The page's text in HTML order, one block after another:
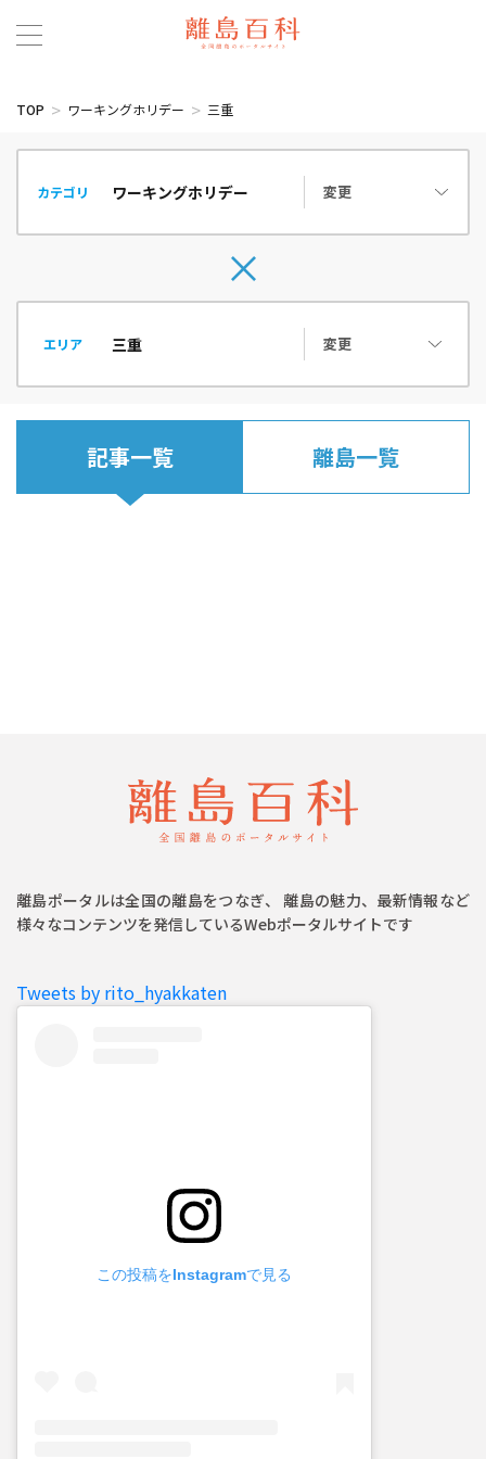
TOP ワーキングホリデー 三重
カテゴリ 変更
エリア 変更
記事一覧 離島一覧
離島ポータルは全国の離島をつなぎ、 離島の魅力、最新情報など
様々なコンテンツを発信しているWebポータルサイトです
Tweets by rito_hyakkaten
この投稿をInstagramで見る